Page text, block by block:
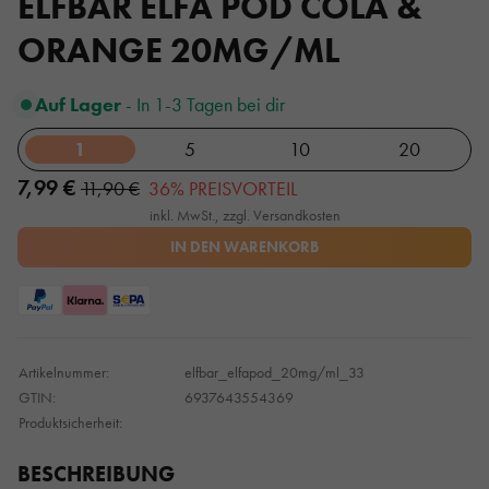
ORANGE 20MG/ML
Auf Lager - In 1-3 Tagen bei dir
1
5 10 20
7,99 € 11,90 € 36% PREISVORTEIL
inkl. MwSt., zzgl. Versandkosten
IN DEN WARENKORB
Artikelnummer:
elfbar_elfapod_20mg/ml_33
GTIN:
6937643554369
Produktsicherheit:
BESCHREIBUNG